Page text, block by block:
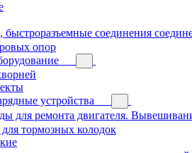
соединения
опор
устройства
для ремонта двигателя.
тормозных колодок